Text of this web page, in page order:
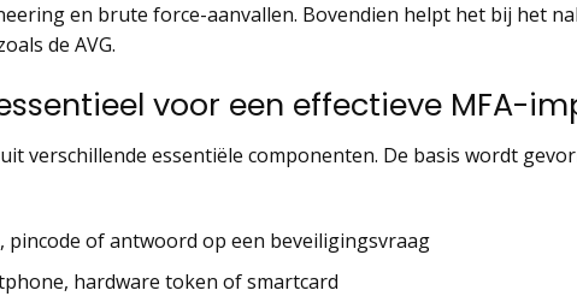
en brute force-aanvallen. Bovendien helpt het bij het
de AVG.
voor een effectieve MFA-
verschillende essentiële componenten. De basis wordt
pincode of antwoord op een beveiligingsvraag
hardware token of smartcard